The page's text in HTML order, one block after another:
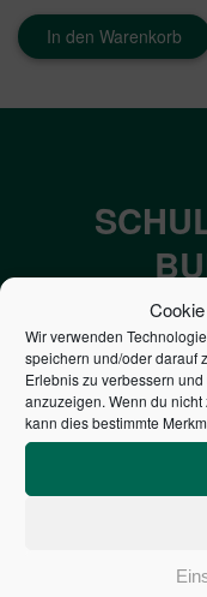
Wir verwenden
speichern und/oder darauf
Erlebnis zu verbessern
anzuzeigen. Wenn du
kann dies bestimmte
In den Warenkorb